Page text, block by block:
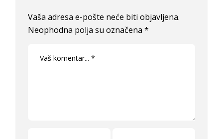
Vaša adresa e-pošte neće biti objavljena.
Neophodna polja su označena*